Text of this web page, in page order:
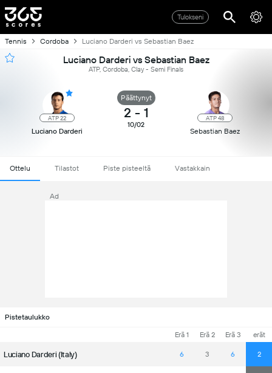
Tulokseni
Tennis Cordoba Luciano Darderi vs Sebastian Baez
Luciano Darderi vs Sebastian Baez
ATP, Cordoba, Clay - Semi Finals
ATP 22
Luciano Darderi
Päättynyt
2 - 1
10/02
ATP 48
Sebastian Baez
Ottelu Tilastot Piste pisteeltä Vastakkain
Ad
Pistetaulukko
Erä 1 Erä 2 Erä 3 erät
Luciano Darderi (Italy) 6 3 6 2